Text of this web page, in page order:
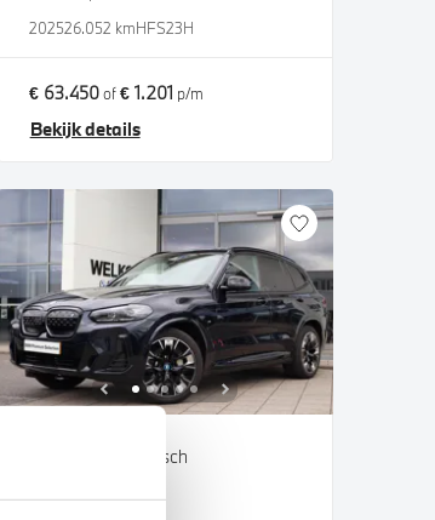
202526.052 kmHFS23H
€ 63.450of€ 1.201 p/m
Bekijk details
's-Hertogenbosch